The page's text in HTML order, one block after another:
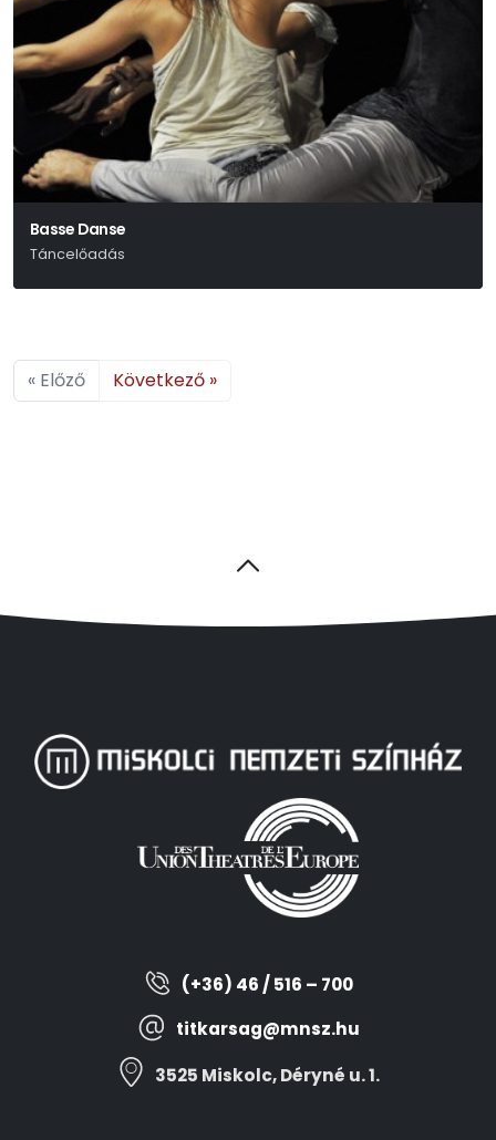
Basse Danse
Táncelőadás
« Előző Következő »
(+36) 46 / 516 – 700
titkarsag@mnsz.hu
3525 Miskolc, Déryné u. 1.